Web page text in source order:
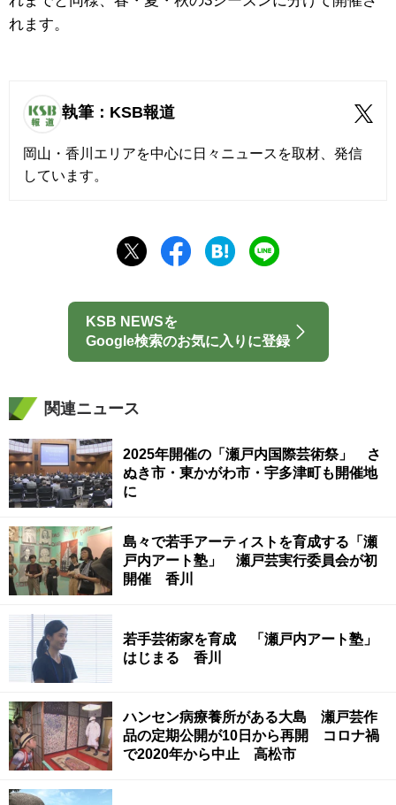
れます。
執筆：KSB報道
岡山・香川エリアを中心に日々ニュースを取材、発信
しています。
KSB NEWSを
Google検索のお気に入りに登録
関連ニュース
2025年開催の「瀬戸内国際芸術祭」 さ
ぬき市・東かがわ市・宇多津町も開催地
に
島々で若手アーティストを育成する「瀬
戸内アート塾」 瀬戸芸実行委員会が初
開催 香川
若手芸術家を育成 「瀬戸内アート塾」
はじまる 香川
ハンセン病療養所がある大島 瀬戸芸作
品の定期公開が10日から再開 コロナ禍
で2020年から中止 高松市